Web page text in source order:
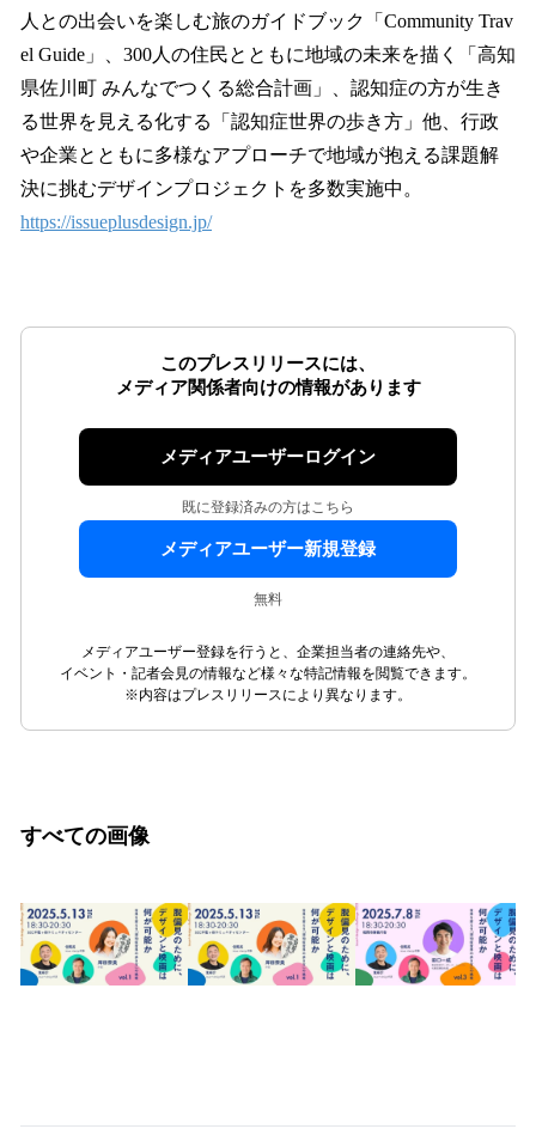
人との出会いを楽しむ旅のガイドブック「Community Trav
el Guide」、300人の住民とともに地域の未来を描く「高知
県佐川町 みんなでつくる総合計画」、認知症の方が生き
る世界を見える化する「認知症世界の歩き方」他、行政
や企業とともに多様なアプローチで地域が抱える課題解
決に挑むデザインプロジェクトを多数実施中。
https://issueplusdesign.jp/
このプレスリリースには、
メディア関係者向けの情報があります
メディアユーザーログイン
既に登録済みの方はこちら
メディアユーザー新規登録
無料
メディアユーザー登録を行うと、企業担当者の連絡先や、
イベント・記者会見の情報など様々な特記情報を閲覧できます。
※内容はプレスリリースにより異なります。
すべての画像